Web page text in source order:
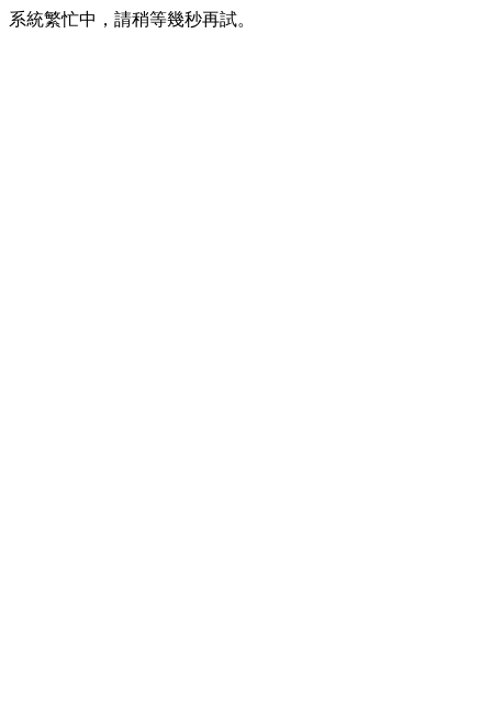
系統繁忙中，請稍等幾秒再試。